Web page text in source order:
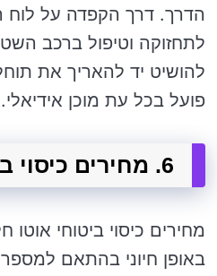
הדרך. דרך הקפדה על לוח
לתחזוקה וטיפול ברכב
להושיט יד להאריך את
פועל בכל עת מוכן אידיאלי.
6. מחירים כיסוי ביטוחי אוטו חלל
מחירים כיסוי ביטוחי
באופן חיוני בהתאם למספר